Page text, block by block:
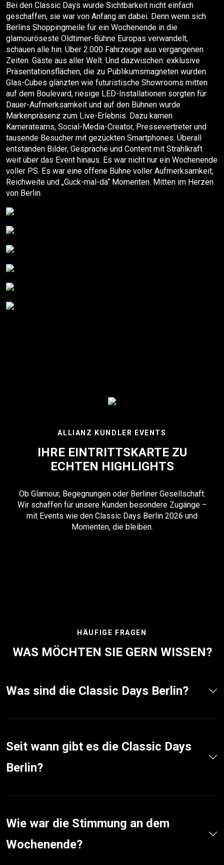
Bei den Classic Days wurde Sichtbarkeit nicht einfach
geschaffen, sie war von Anfang an dabei. Denn wenn sich
Berlins Shoppingmeile für ein Wochenende in die
glamouröseste Oldtimer-Bühne Europas verwandelt,
schauen alle hin. Über 2.000 Fahrzeuge aus vergangenen
Zeiten. Gäste aus aller Welt. Und dazwischen: exklusive
Präsentationsflächen, die zu Publikumsmagneten wurden.
Glas-Cubes glänzten wie futuristische Showrooms mitten
auf dem Boulevard, riesige LED-Installationen sorgten für
Dauer-Aufmerksamkeit und auf den Bühnen wurde
Markenpräsenz zum Live-Erlebnis. Dazu kamen
Kamerateams, Social-Media-Creator, Pressevertreter und
tausende Besucher mit gezückten Smartphones. Überall
entstanden Bilder, Gespräche und Content mit Strahlkraft
weit über das Event hinaus. Es war nicht nur ein Wochenende
voller PS. Es war eine offene Bühne voller Aufmerksamkeit,
Reichweite und „Guck-mal-da“ Momenten. Mitten im Herzen
von Berlin.
ALLIANZ KUNDLER EVENTS
IHRE EINTRITTSKARTE ZU
ECHTEN HIGHLIGHTS
Ob Glamour, Begegnungen oder Berliner Gesellschaft:
Wir schaffen für unsere Kunden besondere Zugänge –
mit Events wie den Classic Days Berlin 2026 und
Momenten, die bleiben.
HÄUFIGE FRAGEN
WAS MÖCHTEN SIE GERN WISSEN?
Was sind die Classic Days Berlin?
Seit wann gibt es die Classic Days
Berlin?
Wie war die Stimmung an dem
Wochenende?